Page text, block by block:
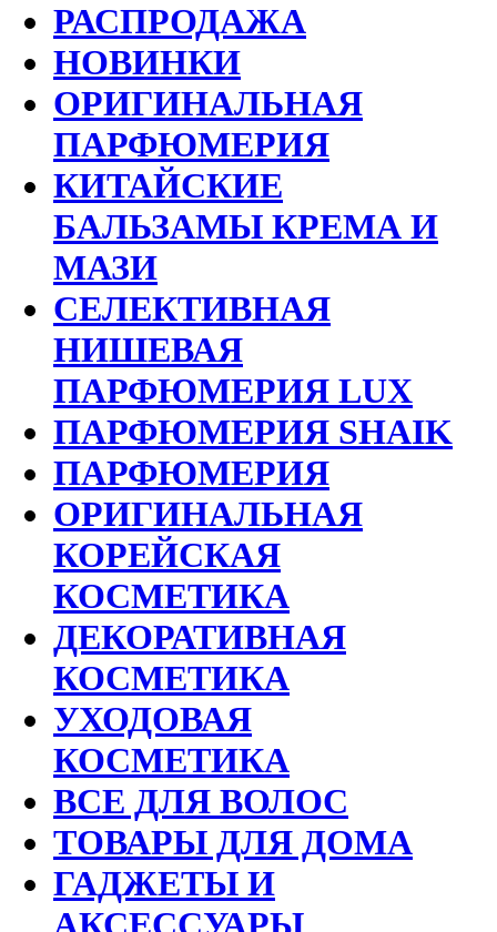
РАСПРОДАЖА
НОВИНКИ
ОРИГИНАЛЬНАЯ
ПАРФЮМЕРИЯ
КИТАЙСКИЕ
БАЛЬЗАМЫ КРЕМА И
МАЗИ
СЕЛЕКТИВНАЯ
НИШЕВАЯ
ПАРФЮМЕРИЯ LUX
ПАРФЮМЕРИЯ SHAIK
ПАРФЮМЕРИЯ
ОРИГИНАЛЬНАЯ
КОРЕЙСКАЯ
КОСМЕТИКА
ДЕКОРАТИВНАЯ
КОСМЕТИКА
УХОДОВАЯ
КОСМЕТИКА
ВСЕ ДЛЯ ВОЛОС
ТОВАРЫ ДЛЯ ДОМА
ГАДЖЕТЫ И